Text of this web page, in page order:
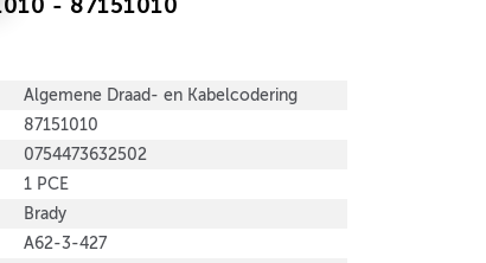
- 87151010
Algemene Draad- en Kabelcodering
87151010
0754473632502
1 PCE
Brady
A62-3-427